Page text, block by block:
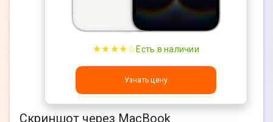
★★★★☆Есть в наличии
Узнать цену
Скриншот через MacBook